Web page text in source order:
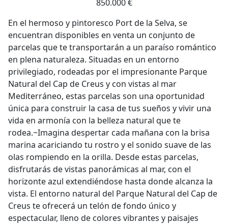
850.000 €
En el hermoso y pintoresco Port de la Selva, se
encuentran disponibles en venta un conjunto de
parcelas que te transportarán a un paraíso romántico
en plena naturaleza. Situadas en un entorno
privilegiado, rodeadas por el impresionante Parque
Natural del Cap de Creus y con vistas al mar
Mediterráneo, estas parcelas son una oportunidad
única para construir la casa de tus sueños y vivir una
vida en armonía con la belleza natural que te
rodea.~Imagina despertar cada mañana con la brisa
marina acariciando tu rostro y el sonido suave de las
olas rompiendo en la orilla. Desde estas parcelas,
disfrutarás de vistas panorámicas al mar, con el
horizonte azul extendiéndose hasta donde alcanza la
vista. El entorno natural del Parque Natural del Cap de
Creus te ofrecerá un telón de fondo único y
espectacular, lleno de colores vibrantes y paisajes